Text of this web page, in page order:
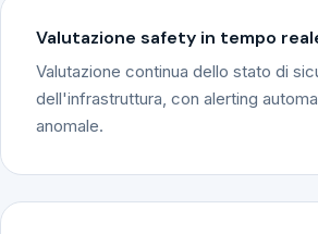
Valutazione safety in tempo
Valutazione continua dello stato di
dell'infrastruttura, con alerting
anomale.